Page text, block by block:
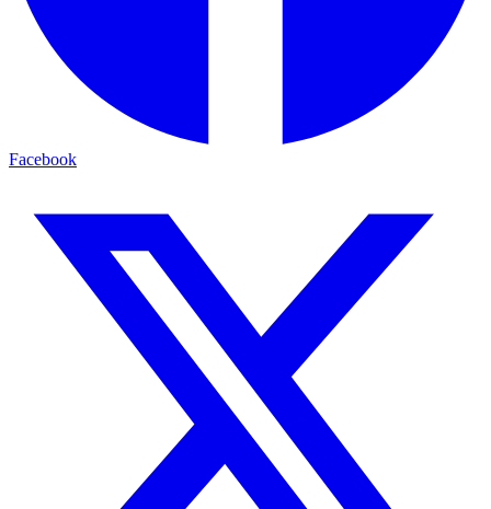
Facebook